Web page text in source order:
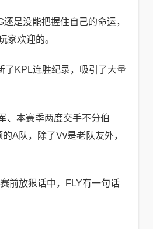
是没能把握住自己的命运，
家欢迎的。
了KPL连胜纪录，吸引了大量
、本赛季两度交手不分伯
A队，除了Vv是老队友外，
前放狠话中，FLY有一句话